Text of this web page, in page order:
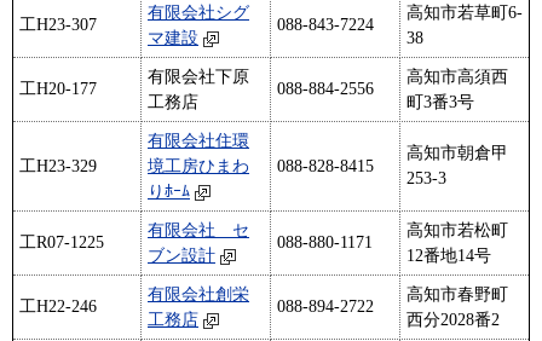
工H23-307
有限会社シグ
マ建設
088-843-7224
高知市若草町6-
38
工H20-177
有限会社下原
工務店
088-884-2556
高知市高須西
町3番3号
工H23-329
有限会社住環
境工房ひまわ
りﾎｰﾑ
088-828-8415
高知市朝倉甲
253‐3
工R07-1225
有限会社 セ
ブン設計
088-880-1171
高知市若松町
12番地14号
工H22-246
有限会社創栄
工務店
088-894-2722
高知市春野町
西分2028番2